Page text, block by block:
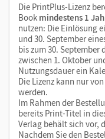
Die PrintPlus-Lizenz
Book mindestens 1
nutzen: Die Einlösung
und 30. September
bis zum 30. September
zwischen 1. Oktober
Nutzungsdauer ein
Die Lizenz kann nur
werden.
Im Rahmen der
bereits Print-Titel in
Verlag behält sich vor,
Nachdem Sie den